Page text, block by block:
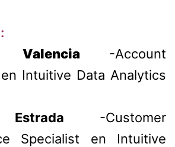
Valencia -Account
Intuitive Data Analytics
-Customer
Specialist en Intuitive